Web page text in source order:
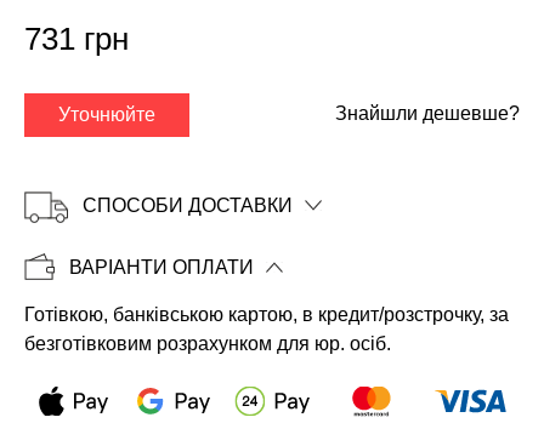
Копіювати
731 грн
Уточнюйте Знайшли дешевше?
СПОСОБИ ДОСТАВКИ
ВАРІАНТИ ОПЛАТИ
Готівкою, банківською картою, в кредит/розстрочку, за
безготівковим розрахунком для юр. осіб.